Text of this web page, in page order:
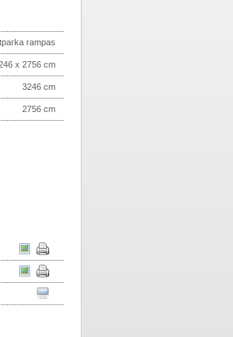
rampas
x 2756 cm
3246 cm
2756 cm